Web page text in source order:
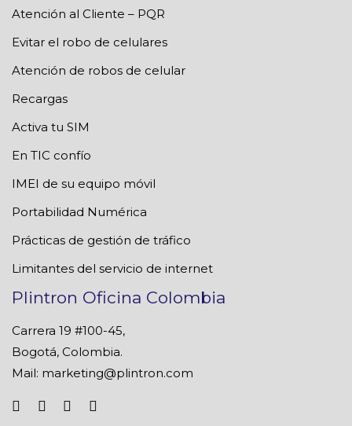
Atención al Cliente – PQR
Evitar el robo de celulares
Atención de robos de celular
Recargas
Activa tu SIM
En TIC confío
IMEI de su equipo móvil
Portabilidad Numérica
Prácticas de gestión de tráfico
Limitantes del servicio de internet
Plintron Oficina Colombia
Carrera 19 #100-45,
Bogotá, Colombia.
Mail: marketing@plintron.com